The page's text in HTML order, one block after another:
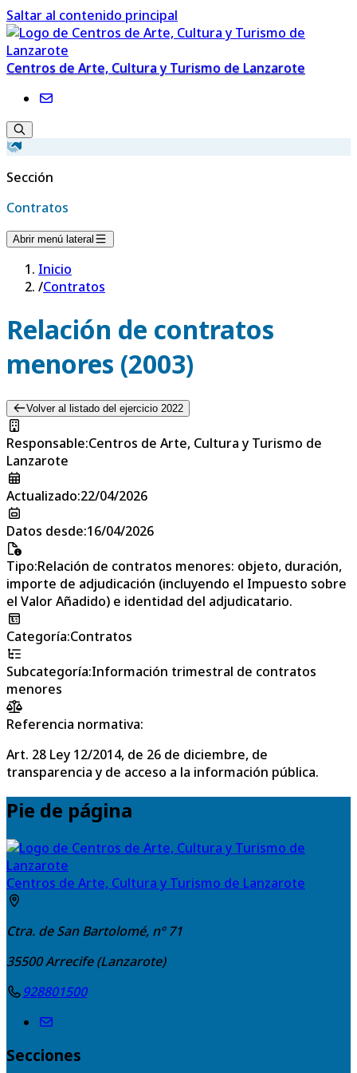
Saltar al contenido principal
Centros de Arte, Cultura y Turismo de Lanzarote
Sección
Contratos
Abrir menú lateral
Inicio
/Contratos
Relación de contratos
menores (2003)
Volver al listado del ejercicio 2022
Responsable:Centros de Arte, Cultura y Turismo de
Lanzarote
Actualizado:22/04/2026
Datos desde:16/04/2026
Tipo:Relación de contratos menores: objeto, duración,
importe de adjudicación (incluyendo el Impuesto sobre
el Valor Añadido) e identidad del adjudicatario.
Categoría:Contratos
Subcategoría:Información trimestral de contratos
menores
Referencia normativa:
Art. 28 Ley 12/2014, de 26 de diciembre, de
transparencia y de acceso a la información pública.
Pie de página
Centros de Arte, Cultura y Turismo de Lanzarote
Ctra. de San Bartolomé, nº 71
35500Arrecife (Lanzarote)
928801500
Secciones